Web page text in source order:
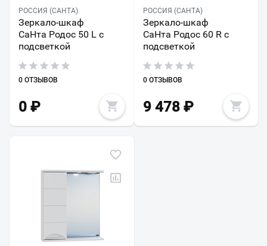
РОССИЯ (САНТА)
Зеркало-шкаф
СаНта Родос 50 L с
подсветкой
0 ОТЗЫВОВ
0 ₽
РОССИЯ (САНТА)
Зеркало-шкаф
СаНта Родос 60 R с
подсветкой
0 ОТЗЫВОВ
9 478₽